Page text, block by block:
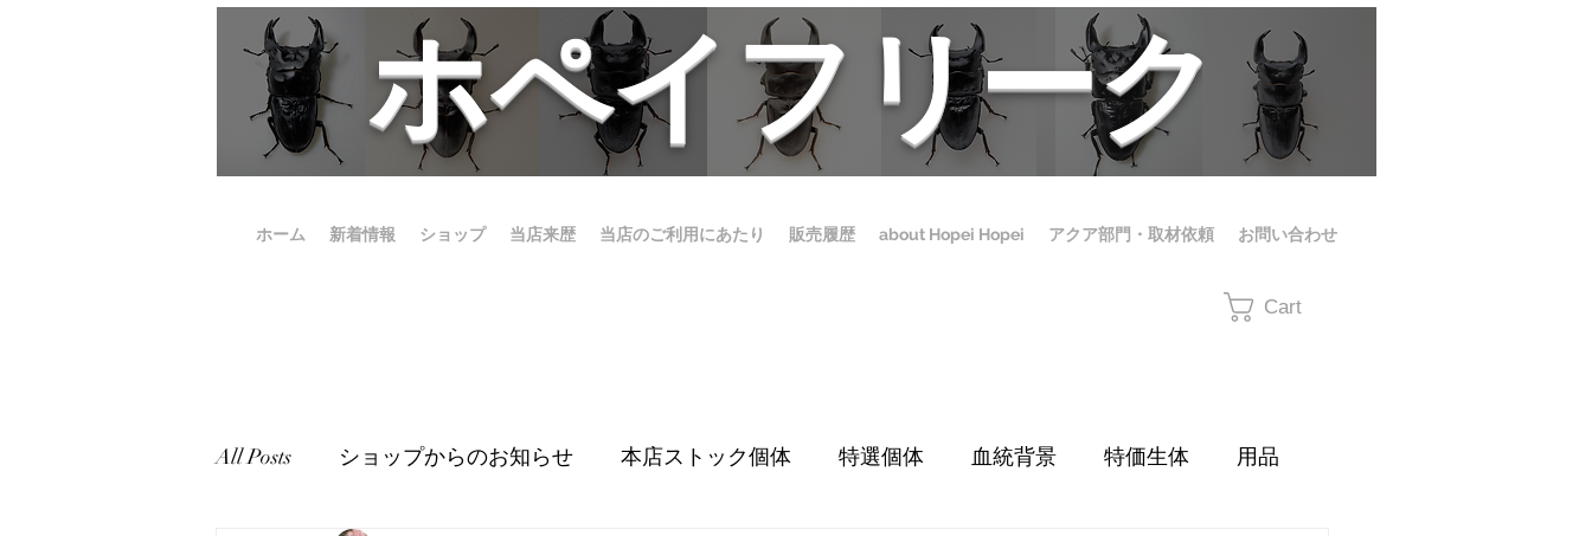
​ホペイフリーク
Cart
ホーム 新着情報 ショップ 当店来歴 当店のご利用にあたり 販売履歴 about Hopei Hopei アクア部門・取材依頼 お問い合わせ
All Posts ショップからのお知らせ 本店ストック個体 特選個体 血統背景 特価生体 用品